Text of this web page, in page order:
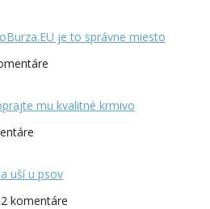
je to správne miesto
mu kvalitné krmivo
uší u psov
komentáre